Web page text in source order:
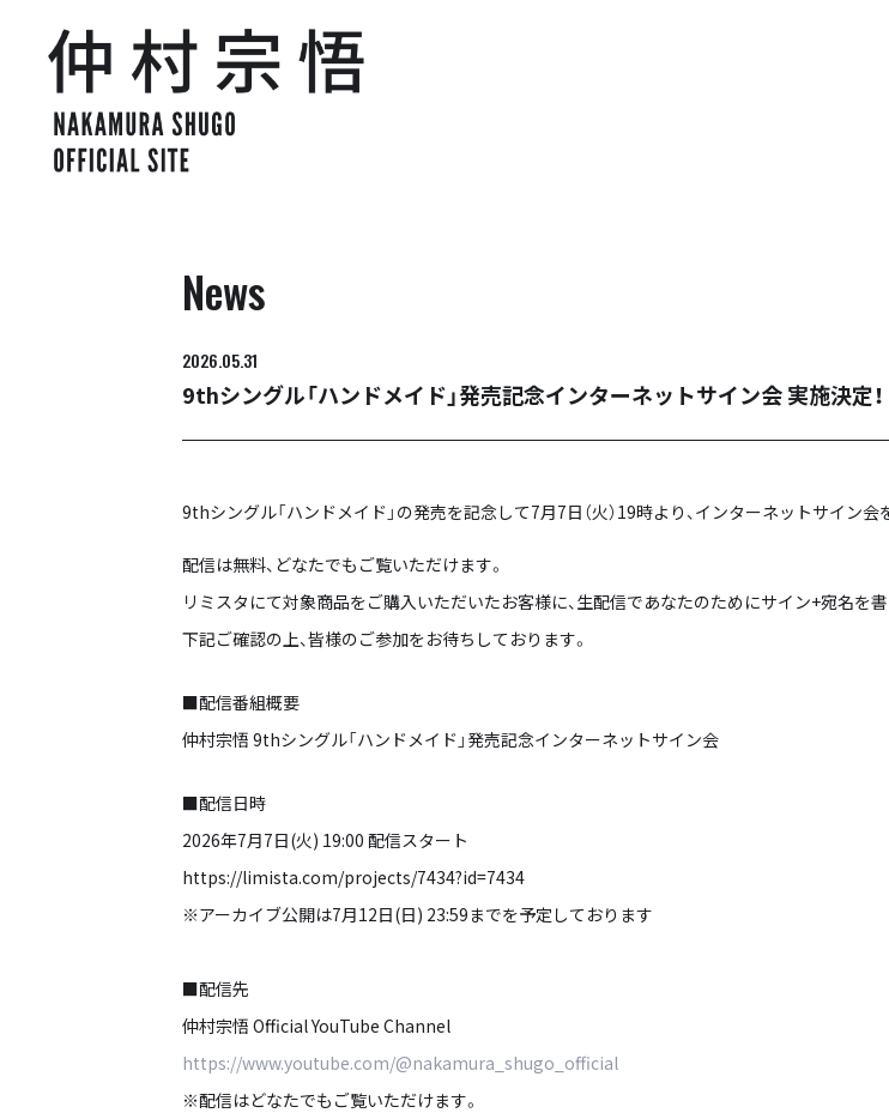
News
2026.05.31
9thシングル「ハンドメイド」発売記念インターネットサイン会 実施決定！
9thシングル「ハンドメイド」の発売を記念して7月7日（火）19時より、インターネットサイン
配信は無料、どなたでもご覧いただけます。
リミスタにて対象商品をご購入いただいたお客様に、生配信であなたのためにサイン+宛名を書
下記ご確認の上、皆様のご参加をお待ちしております。
■配信番組概要
仲村宗悟 9thシングル「ハンドメイド」発売記念インターネットサイン会
■配信日時
2026年7月7日(火) 19:00 配信スタート
https://limista.com/projects/7434?id=7434
※アーカイブ公開は7月12日(日) 23:59までを予定しております
■配信先
仲村宗悟 Official YouTube Channel
https://www.youtube.com/@nakamura_shugo_official
※配信はどなたでもご覧いただけます。